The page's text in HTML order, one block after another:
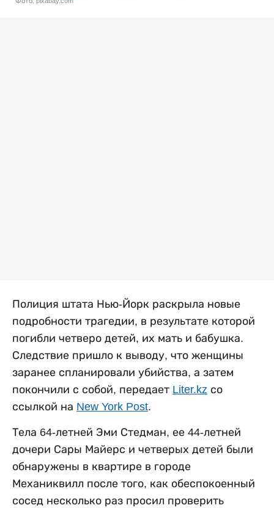
Полиция штата Нью-Йорк раскрыла новые
подробности трагедии, в результате которой
погибли четверо детей, их мать и бабушка.
Следствие пришло к выводу, что женщины
заранее спланировали убийства, а затем
покончили с собой, передает Liter.kz со
ссылкой на New York Post.
Тела 64-летней Эми Стедман, ее 44-летней
дочери Сары Майерс и четверых детей были
обнаружены в квартире в городе
Механиквилл после того, как обеспокоенный
сосед несколько раз просил проверить